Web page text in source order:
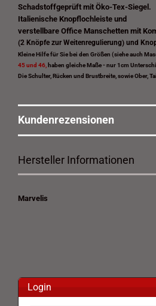
Schadstoffgeprüft mit Öko-Tex-Siegel.
Italienische Knopflochleiste und
verstellbare Office Manschetten mit
(2 Knöpfe zur Weitenregulierung) und
Kleine Hilfe für Sie bei den Größen (siehe auch
45 und 46, haben gleiche Maße - nur 1cm
Die Schulter, Rücken und Brustbreite, sowie Ober,
Kundenrezensionen
Hersteller Informationen
Marvelis
Login